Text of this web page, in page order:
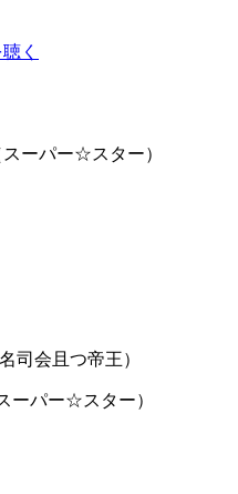
く
ーパー☆スター）
司会且つ帝王）
ーパー☆スター）